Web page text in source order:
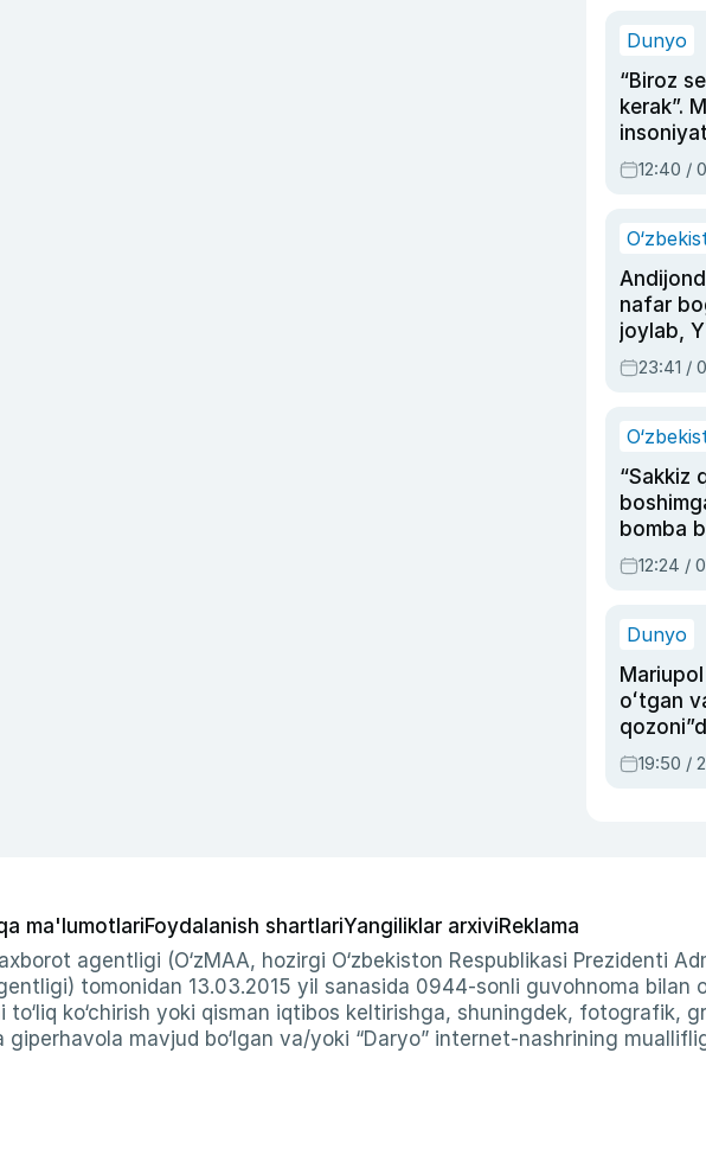
Dunyo
“Biroz
kerak”.
olmay
12:40 /
nafar
joylab,
ayolga
23:41 /
“Sakkiz
bomba
12:24 /
Dunyo
oʻtgan
armiyasi
19:50 /
ma'lumotlariFoydalanish shartlariYangiliklar arxiviReklama
agentligi (O‘zMAA, hozirgi O‘zbekiston Respublikasi Prezidenti
tomonidan 13.03.2015 yil sanasida 0944-sonli guvohnoma bilan
ko‘chirish yoki qisman iqtibos keltirishga, shuningdek, fotografik,
mavjud bo‘lgan va/yoki “Daryo” internet-nashrining